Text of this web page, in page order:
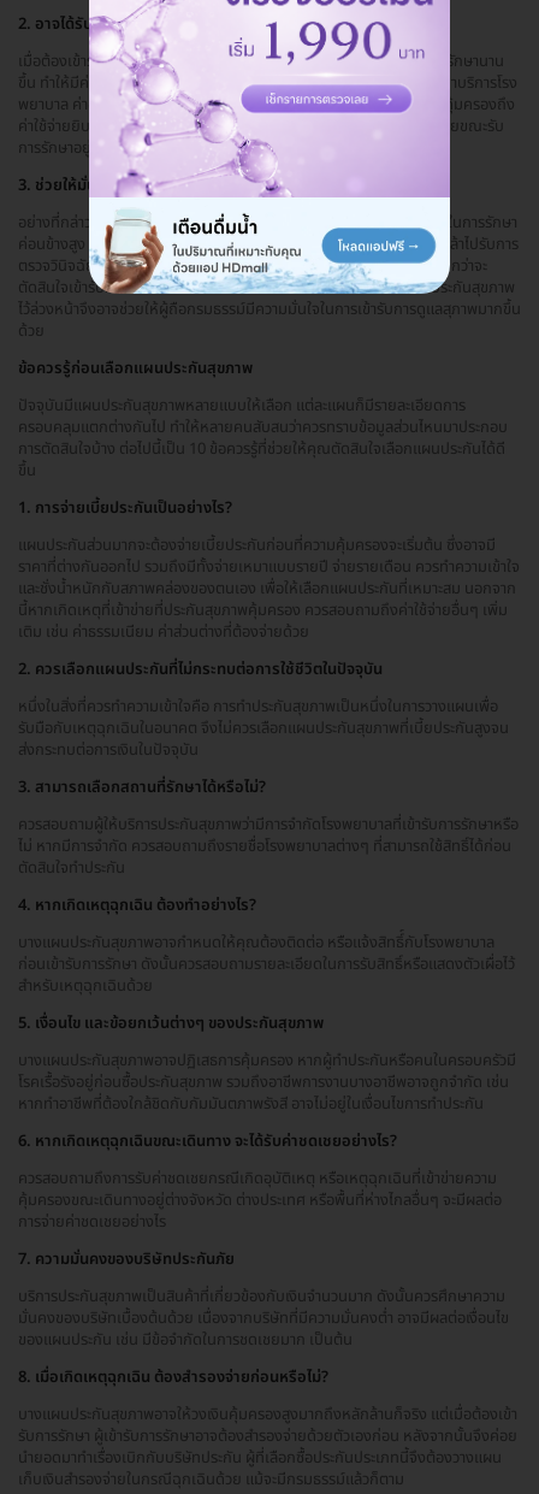
2. อาจได้รับความคุ้มครองถึงค่าใช้จ่ายยิบย่อย
เมื่อต้องเข้ารักษาตัวในโรงพยาบาลจากโรคร้าย อาจต้องใช้ระยะเวลาในการรักษานาน
ขึ้น ทำให้มีค่าใช้จ่ายเพิ่มเติมอื่นๆ นอกเหนือจากค่ารักษา เช่น ค่าห้องพัก ค่าบริการโรง
พยาบาล ค่าอาหาร ค่ายา เป็นต้น แผนประกันสุขภาพบางแผนอาจให้ความคุ้มครองถึง
ค่าใช้จ่ายยิบย่อยนี้ด้วย ช่วยให้คุณคลายความกังวลว่าค่าใช้จ่ายจะบานปลายขณะรับ
การรักษาอยู่นั่นเอง
3. ช่วยให้มั่นใจในการเข้ารับการรักษามากขึ้น
อย่างที่กล่าวไปข้างต้นว่าโรคร้ายแรงบางโรค เช่น โรคมะเร็ง มักมีค่าใช้จ่ายในการรักษา
ค่อนข้างสูง หลายคนเมื่อเริ่มรู้สึกถึงอาการบางอย่างของโรคมะเร็ง จึงไม่กล้าไปรับการ
ตรวจวินิจฉัย เนื่องจากกังวลว่าหากเจอแล้วจะเสียค่าใช้จ่ายในการรักษาสูง กว่าจะ
ตัดสินใจเข้ารับการรักษาก็อาจเป็นมากจนทำให้การรักษายากขึ้น การทำประกันสุขภาพ
ไว้ล่วงหน้าจึงอาจช่วยให้ผู้ถือกรมธรรม์มีความมั่นใจในการเข้ารับการดูแลสุภาพมากขึ้น
ด้วย
ข้อควรรู้ก่อนเลือกแผนประกันสุขภาพ
ปัจจุบันมีแผนประกันสุขภาพหลายแบบให้เลือก แต่ละแผนก็มีรายละเอียดการ
ครอบคลุมแตกต่างกันไป ทำให้หลายคนสับสนว่าควรทราบข้อมูลส่วนไหนมาประกอบ
การตัดสินใจบ้าง ต่อไปนี้เป็น 10 ข้อควรรู้ที่ช่วยให้คุณตัดสินใจเลือกแผนประกันได้ดี
ขึ้น
1. การจ่ายเบี้ยประกันเป็นอย่างไร?
แผนประกันส่วนมากจะต้องจ่ายเบี้ยประกันก่อนที่ความคุ้มครองจะเริ่มต้น ซึ่งอาจมี
ราคาที่ต่างกันออกไป รวมถึงมีทั้งจ่ายเหมาแบบรายปี จ่ายรายเดือน ควรทำความเข้าใจ
และชั่งน้ำหนักกับสภาพคล่องของตนเอง เพื่อให้เลือกแผนประกันที่เหมาะสม นอกจาก
นี้หากเกิดเหตุที่เข้าข่ายที่ประกันสุขภาพคุ้มครอง ควรสอบถามถึงค่าใช้จ่ายอื่นๆ เพิ่ม
เติม เช่น ค่าธรรมเนียม ค่าส่วนต่างที่ต้องจ่ายด้วย
2. ควรเลือกแผนประกันที่ไม่กระทบต่อการใช้ชีวิตในปัจจุบัน
หนึ่งในสิ่งที่ควรทำความเข้าใจคือ การทำประกันสุขภาพเป็นหนึ่งในการวางแผนเพื่อ
รับมือกับเหตุฉุกเฉินในอนาคต จึงไม่ควรเลือกแผนประกันสุขภาพที่เบี้ยประกันสูงจน
ส่งกระทบต่อการเงินในปัจจุบัน
3. สามารถเลือกสถานที่รักษาได้หรือไม่?
ควรสอบถามผู้ให้บริการประกันสุขภาพว่ามีการจำกัดโรงพยาบาลที่เข้ารับการรักษาหรือ
ไม่ หากมีการจำกัด ควรสอบถามถึงรายชื่อโรงพยาบาลต่างๆ ที่สามารถใช้สิทธิ์ได้ก่อน
ตัดสินใจทำประกัน
4. หากเกิดเหตุฉุกเฉิน ต้องทำอย่างไร?
บางแผนประกันสุขภาพอาจกำหนดให้คุณต้องติดต่อ หรือแจ้งสิทธิ์์กับโรงพยาบาล
ก่อนเข้ารับการรักษา ดังนั้นควรสอบถามรายละเอียดในการรับสิทธิ์หรือแสดงตัวเผื่อไว้
สำหรับเหตุฉุกเฉินด้วย
5. เงื่อนไข และข้อยกเว้นต่างๆ ของประกันสุขภาพ
บางแผนประกันสุขภาพอาจปฏิเสธการคุ้มครอง หากผู้ทำประกันหรือคนในครอบครัวมี
โรคเรื้อรังอยู่ก่อนซื้อประกันสุขภาพ รวมถึงอาชีพการงานบางอาชีพอาจถูกจำกัด เช่น
หากทำอาชีพที่ต้องใกล้ชิดกับกัมมันตภาพรังสี อาจไม่อยู่ในเงื่อนไขการทำประกัน
6. หากเกิดเหตุฉุกเฉินขณะเดินทาง จะได้รับค่าชดเชยอย่างไร?
ควรสอบถามถึงการรับค่าชดเชยกรณีเกิดอุบัติเหตุ หรือเหตุฉุกเฉินที่เข้าข่ายความ
คุ้มครองขณะเดินทางอยู่ต่างจังหวัด ต่างประเทศ หรือพื้นที่ห่างไกลอื่นๆ จะมีผลต่อ
การจ่ายค่าชดเชยอย่างไร
7. ความมั่นคงของบริษัทประกันภัย
บริการประกันสุขภาพเป็นสินค้าที่เกี่ยวข้องกับเงินจำนวนมาก ดังนั้นควรศึกษาความ
มั่นคงของบริษัทเบื้องต้นด้วย เนื่องจากบริษัทที่มีความมั่นคงต่ำ อาจมีผลต่อเงื่อนไข
ของแผนประกัน เช่น มีข้อจำกัดในการชดเชยมาก เป็นต้น
8. เมื่อเกิดเหตุฉุกเฉิน ต้องสำรองจ่ายก่อนหรือไม่?
บางแผนประกันสุขภาพอาจให้วงเงินคุ้มครองสูงมากถึงหลักล้านก็จริง แต่เมื่อต้องเข้า
รับการรักษา ผู้เข้ารับการรักษาอาจต้องสำรองจ่ายด้วยตัวเองก่อน หลังจากนั้นจึงค่อย
นำยอดมาทำเรื่องเบิกกับบริษัทประกัน ผู้ที่เลือกซื้อประกันประเภทนี้จึงต้องวางแผน
เก็บเงินสำรองจ่ายในกรณีฉุกเฉินด้วย แม้จะมีกรมธรรม์แล้วก็ตาม